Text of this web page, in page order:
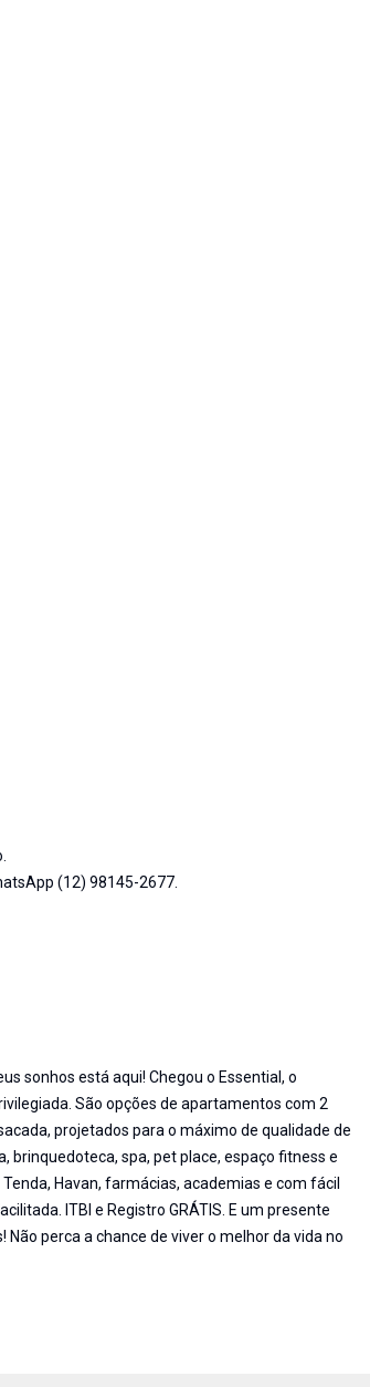
(12) 98145-2677.
sonhos está aqui! Chegou o Essential, o
São opções de apartamentos com 2
projetados para o máximo de qualidade de
brinquedoteca, spa, pet place, espaço fitness e
Havan, farmácias, academias e com fácil
ITBI e Registro GRÁTIS. E um presente
perca a chance de viver o melhor da vida no